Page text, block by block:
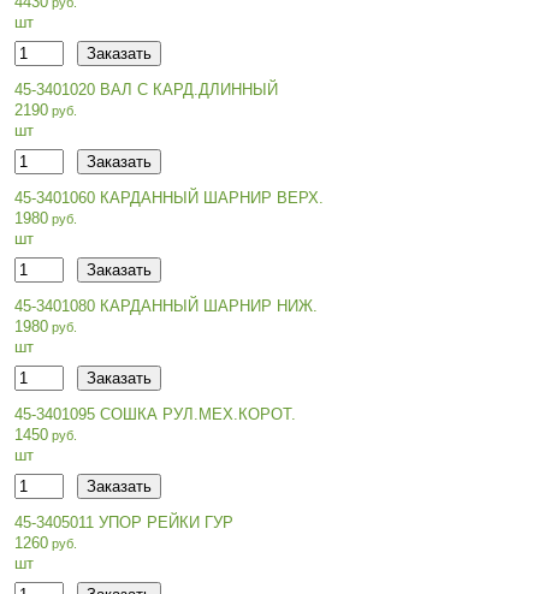
шт
45-3401020 ВАЛ С КАРД.ДЛИННЫЙ
2190
шт
45-3401060 КАРДАННЫЙ ШАРНИР ВЕРХ.
1980
шт
45-3401080 КАРДАННЫЙ ШАРНИР НИЖ.
1980
шт
45-3401095 СОШКА РУЛ.МЕХ.КОРОТ.
1450
шт
45-3405011 УПОР РЕЙКИ ГУР
1260
шт